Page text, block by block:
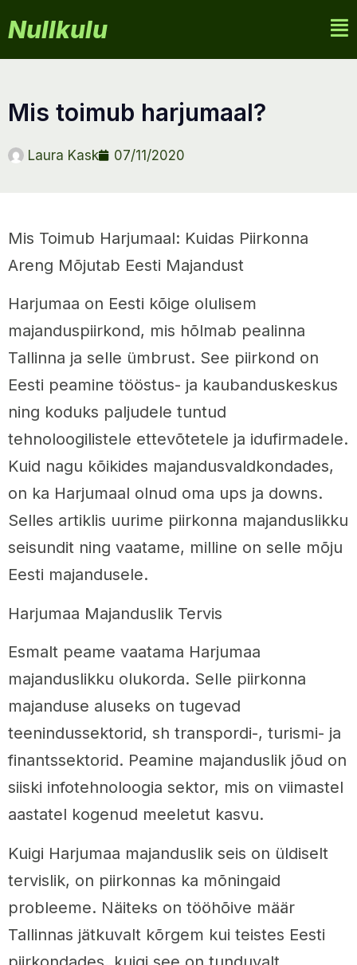
Nullkulu
mis toimub harjumaal?
Laura Kask 07/11/2020
Mis Toimub Harjumaal: Kuidas Piirkonna
Areng Mõjutab Eesti Majandust
Harjumaa on Eesti kõige olulisem
majanduspiirkond, mis hõlmab pealinna
Tallinna ja selle ümbrust. See piirkond on
Eesti peamine tööstus- ja kaubanduskeskus
ning koduks paljudele tuntud
tehnoloogilistele ettevõtetele ja idufirmadele.
Kuid nagu kõikides majandusvaldkondades,
on ka Harjumaal olnud oma ups ja downs.
Selles artiklis uurime piirkonna majanduslikku
seisundit ning vaatame, milline on selle mõju
Eesti majandusele.
Harjumaa Majanduslik Tervis
Esmalt peame vaatama Harjumaa
majanduslikku olukorda. Selle piirkonna
majanduse aluseks on tugevad
teenindussektorid, sh transpordi-, turismi- ja
finantssektorid. Peamine majanduslik jõud on
siiski infotehnoloogia sektor, mis on viimastel
aastatel kogenud meeletut kasvu.
Kuigi Harjumaa majanduslik seis on üldiselt
tervislik, on piirkonnas ka mõningaid
probleeme. Näiteks on tööhõive määr
Tallinnas jätkuvalt kõrgem kui teistes Eesti